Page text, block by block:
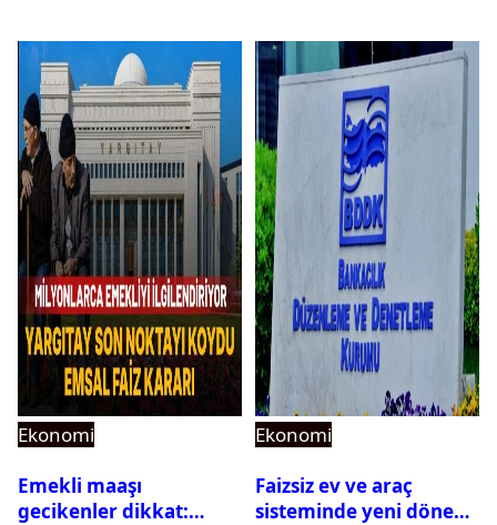
muhammen bedeli
açıklandı
Ekonomi
Emekli maaşı
gecikenler dikkat:
Ekonomi
Faizsiz ev ve araç
sisteminde yeni dönem: